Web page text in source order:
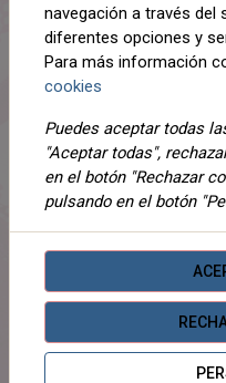
¡Este producto no tiene
PRODUCTOS
navegación a través del
diferentes opciones y
Para más información
cookies
Puedes aceptar todas
"Aceptar todas",
en el botón "Rechazar
pulsando en el botón